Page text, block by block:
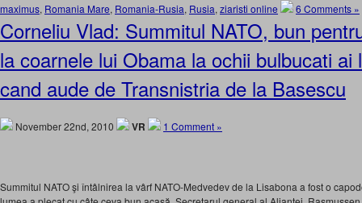
maximus, Romania Mare, Romania-Rusia, Rusia, ziaristi online 6 Comments »
Corneliu Vlad: Summitul NATO, bun
la coarnele lui Obama la ochii bulbucati ai
cand aude de Transnistria de la Basescu
November 22nd, 2010 VR 1 Comment »
Summitul NATO şi întâlnirea la vârf NATO-Medvedev de la Lisabona a fost o